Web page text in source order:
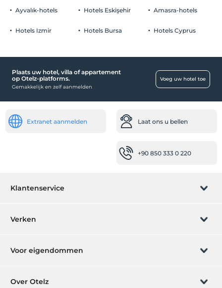
Ayvalık-hotels
Hotels Izmir
Hotels Eskişehir
Hotels Bursa
Amasra-hotels
Hotels Cyprus
Plaats uw hotel, villa of appartement
op Otelz-platforms.
Gemakkelijk en zelf aanmelden
Voeg uw hotel toe
Extranet aanmelden Laat ons u bellen
+90 850 333 0 220
Klantenservice
Boeking beheren
Verken
Cadeaubon
Voor eigendommen
Plaats uw hotel
Over Otelz